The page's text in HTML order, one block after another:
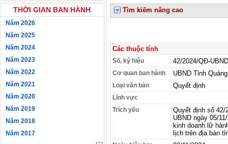
Công báo điện tử thì sử dụng
Công báo in làm căn cứ chính
thức." (trích Nghị định số
34/2016/NĐ-CP ngày 14/05/2016
của Chính phủ)
THỜI GIAN BAN HÀNH
Năm 2026
Năm 2025
Năm 2024
Năm 2023
Năm 2022
Năm 2021
Năm 2020
Năm 2019
Năm 2018
Năm 2017
Tìm kiếm nâng cao
Các thuộc tính
Số, ký hiệu 42/2024/QĐ-UBND
Cơ quan ban hành UBND Tỉnh
Loại văn bản Quyết định
Lĩnh vực
Trích yếu
Quyết định số 42/
UBND ngày 05/
kinh doanh lữ
lịch trên địa bàn